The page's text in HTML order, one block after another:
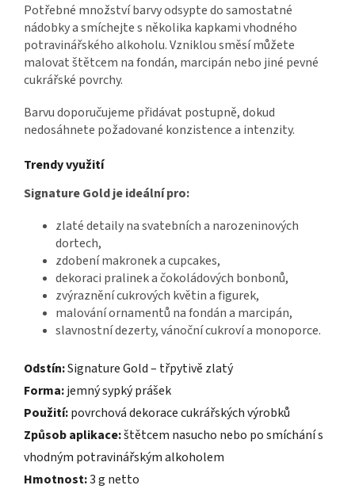
Potřebné množství barvy odsypte do samostatné
nádobky a smíchejte s několika kapkami vhodného
potravinářského alkoholu. Vzniklou směsí můžete
malovat štětcem na fondán, marcipán nebo jiné pevné
cukrářské povrchy.
Barvu doporučujeme přidávat postupně, dokud
nedosáhnete požadované konzistence a intenzity.
Trendy využití
Signature Gold je ideální pro:
zlaté detaily na svatebních a narozeninových
dortech,
zdobení makronek a cupcakes,
dekoraci pralinek a čokoládových bonbonů,
zvýraznění cukrových květin a figurek,
malování ornamentů na fondán a marcipán,
slavnostní dezerty, vánoční cukroví a monoporce.
Odstín:Signature Gold – třpytivě zlatý
Forma:jemný sypký prášek
Použití:povrchová dekorace cukrářských výrobků
Způsob aplikace:štětcem nasucho nebo po smíchání s
vhodným potravinářským alkoholem
Hmotnost:3 g netto